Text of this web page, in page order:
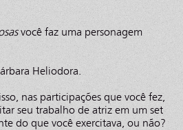
você faz uma personagem
Heliodora.
nas participações que você fez,
seu trabalho de atriz em um set
do que você exercitava, ou não?